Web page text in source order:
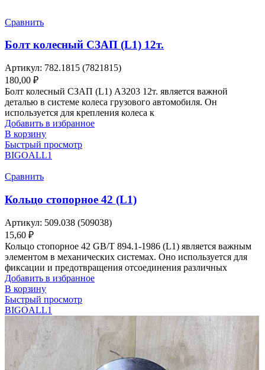
Сравнить
Болт колесный СЗАП (L1) 12т.
Артикул: 782.1815 (7821815)
180,00 ₽
Болт колесный СЗАП (L1) A3203 12т. является важной
деталью в системе колеса грузового автомобиля. Он
используется для крепления колеса к
Добавить в избранное
В корзину
Быстрый просмотр
BIGOALL1
Сравнить
Кольцо стопорное 42 (L1)
Артикул: 509.038 (509038)
15,60 ₽
Кольцо стопорное 42 GB/T 894.1-1986 (L1) является важным
элементом в механических системах. Оно используется для
фиксации и предотвращения отсоединения различных
Добавить в избранное
В корзину
Быстрый просмотр
BIGOALL1